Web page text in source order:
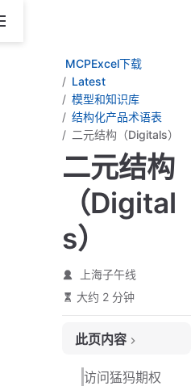
MCPExcel下载
Latest
模型和知识库
结构化产品术语表
二元结构（Digitals）
二元结构
（Digital
s）
上海子午线
大约 2 分钟
此页内容
一、交易要素
访问猛犸期权